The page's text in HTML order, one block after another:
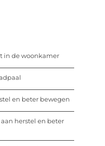
in de woonkamer
en beter bewegen
herstel en beter